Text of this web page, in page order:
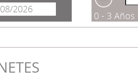
0 - 3 Años